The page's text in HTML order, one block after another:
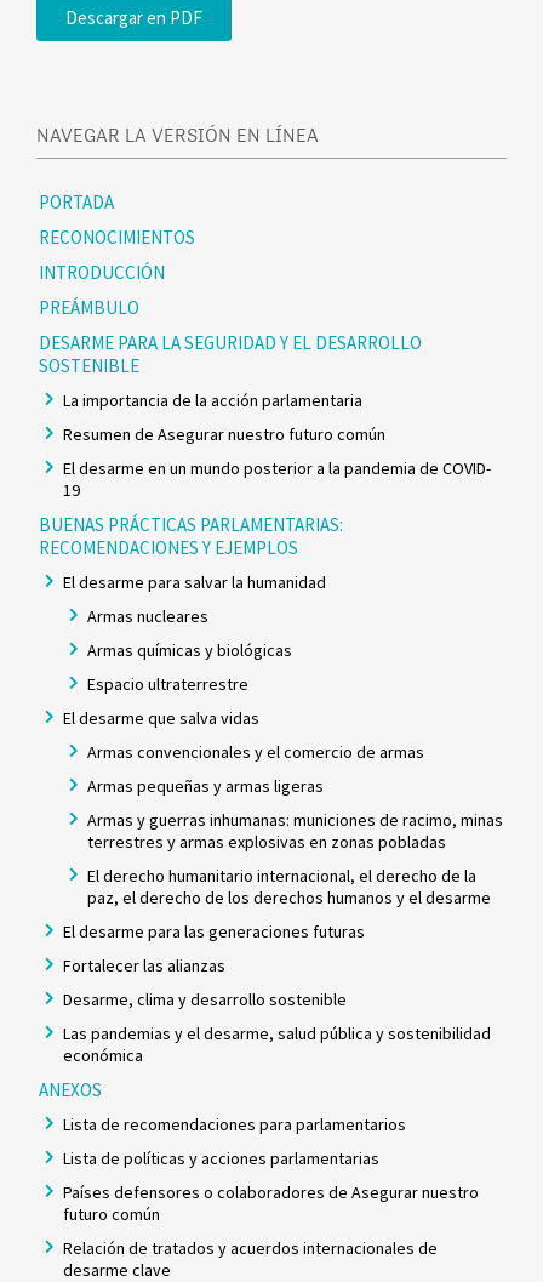
Descargar en PDF
NAVEGAR LA VERSIÓN EN LÍNEA
PORTADA
RECONOCIMIENTOS
INTRODUCCIÓN
PREÁMBULO
DESARME PARA LA SEGURIDAD Y EL DESARROLLO
SOSTENIBLE
La importancia de la acción parlamentaria
Resumen de Asegurar nuestro futuro común
El desarme en un mundo posterior a la pandemia de COVID-
19
BUENAS PRÁCTICAS PARLAMENTARIAS:
RECOMENDACIONES Y EJEMPLOS
El desarme para salvar la humanidad
Armas nucleares
Armas químicas y biológicas
Espacio ultraterrestre
El desarme que salva vidas
Armas convencionales y el comercio de armas
Armas pequeñas y armas ligeras
Armas y guerras inhumanas: municiones de racimo, minas
terrestres y armas explosivas en zonas pobladas
El derecho humanitario internacional, el derecho de la
paz, el derecho de los derechos humanos y el desarme
El desarme para las generaciones futuras
Fortalecer las alianzas
Desarme, clima y desarrollo sostenible
Las pandemias y el desarme, salud pública y sostenibilidad
económica
ANEXOS
Lista de recomendaciones para parlamentarios
Lista de políticas y acciones parlamentarias
Países defensores o colaboradores de Asegurar nuestro
futuro común
Relación de tratados y acuerdos internacionales de
desarme clave